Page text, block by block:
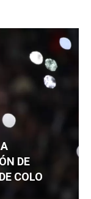
DE
COLO